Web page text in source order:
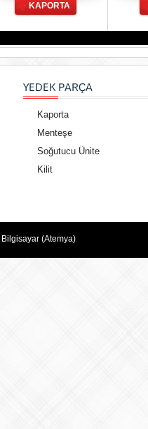
KAPORTA
YEDEK PARÇA
Kaporta
Menteşe
Soğutucu Ünite
Kilit
(Atemya).